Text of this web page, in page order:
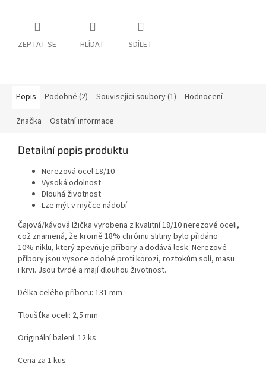
ZEPTAT SE HLÍDAT SDÍLET
Popis Podobné (2) Související soubory (1) Hodnocení
Značka Ostatní informace
Detailní popis produktu
Nerezová ocel 18/10
Vysoká odolnost
Dlouhá životnost
Lze mýt v myčce nádobí
Čajová/kávová lžička vyrobena z kvalitní 18/10 nerezové oceli,
což znamená, že kromě 18% chrómu slitiny bylo přidáno
10% niklu, který zpevňuje příbory a dodává lesk. Nerezové
příbory jsou vysoce odolné proti korozi, roztokům solí, masu
i krvi. Jsou tvrdé a mají dlouhou životnost.
Délka celého příboru: 131 mm
Tloušťka oceli: 2,5 mm
Originální balení: 12 ks
Cena za 1 kus